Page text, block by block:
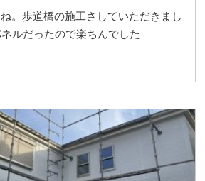
。歩道橋の施工さしていただきまし
ルだったので楽ちんでした